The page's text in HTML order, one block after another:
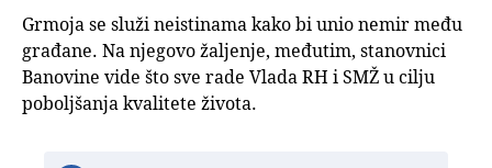
Grmoja se služi neistinama kako bi unio nemir među
građane. Na njegovo žaljenje, međutim, stanovnici
Banovine vide što sve rade Vlada RH i SMŽ u cilju
poboljšanja kvalitete života.